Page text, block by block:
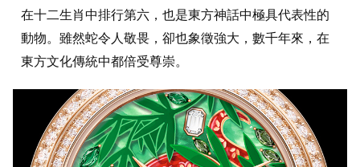
在十二生肖中排行第六，也是東方神話中極具代表性的
動物。雖然蛇令人敬畏，卻也象徵強大，數千年來，在
東方文化傳統中都倍受尊崇。